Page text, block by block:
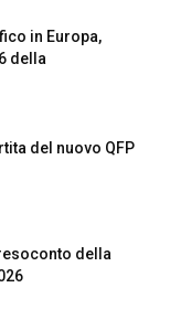
in Europa,
della
del nuovo QFP
della